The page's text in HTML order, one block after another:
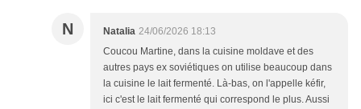
N Natalia 24/06/2026 18:13
Coucou Martine, dans la cuisine moldave et des
autres pays ex soviétiques on utilise beaucoup dans
la cuisine le lait fermenté. Là-bas, on l'appelle kéfir,
ici c'est le lait fermenté qui correspond le plus. Aussi